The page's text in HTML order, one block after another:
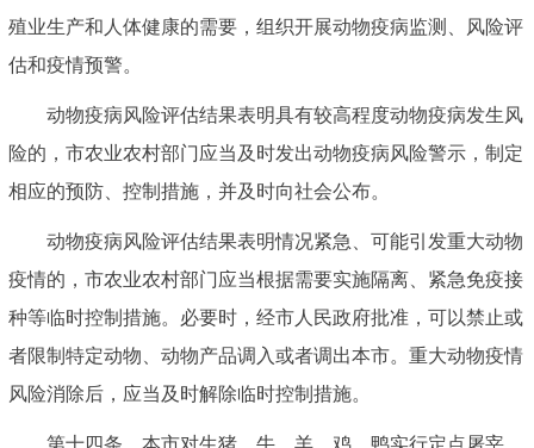
殖业生产和人体健康的需要，组织开展动物疫病监测、风险评
估和疫情预警。
动物疫病风险评估结果表明具有较高程度动物疫病发生风
险的，市农业农村部门应当及时发出动物疫病风险警示，制定
相应的预防、控制措施，并及时向社会公布。
动物疫病风险评估结果表明情况紧急、可能引发重大动物
疫情的，市农业农村部门应当根据需要实施隔离、紧急免疫接
种等临时控制措施。必要时，经市人民政府批准，可以禁止或
者限制特定动物、动物产品调入或者调出本市。重大动物疫情
风险消除后，应当及时解除临时控制措施。
第十四条 本市对生猪、牛、羊、鸡、鸭实行定点屠宰、